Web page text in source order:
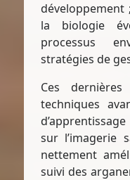
développement
la biologie
processus
stratégies de
Ces
techniques
sur l’imagerie
nettement
suivi des